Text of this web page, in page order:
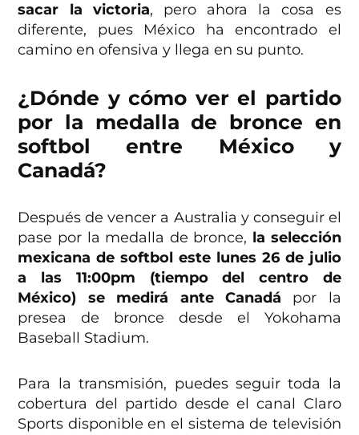
sacar la victoria, pero ahora la cosa es
diferente, pues México ha encontrado el
camino en ofensiva y llega en su punto.
¿Dónde y cómo ver el partido
por la medalla de bronce en
softbol entre México y
Canadá?
Después de vencer a Australia y conseguir el
pase por la medalla de bronce, la selección
mexicana de softbol este lunes 26 de julio
a las 11:00pm (tiempo del centro de
México) se medirá ante Canadá por la
presea de bronce desde el Yokohama
Baseball Stadium.
Para la transmisión, puedes seguir toda la
cobertura del partido desde el canal Claro
Sports disponible en el sistema de televisión